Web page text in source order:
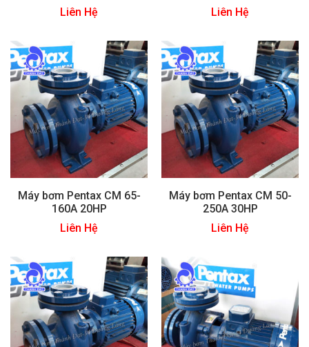
Liên Hệ
Liên Hệ
Máy bơm Pentax CM 65-
160A 20HP
Liên Hệ
Máy bơm Pentax CM 50-
250A 30HP
Liên Hệ